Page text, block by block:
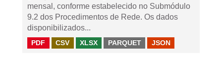
mensal, conforme estabelecido no Submódulo
9.2 dos Procedimentos de Rede. Os dados
disponibilizados...
PDF CSV XLSX PARQUET JSON